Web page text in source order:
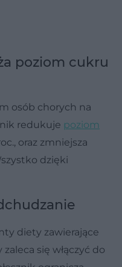
poziom cukru
osób chorych na
redukuje poziom
oraz zmniejsza
dzięki
diety zawierające
się włączyć do